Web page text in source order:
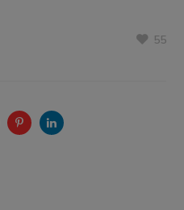
55